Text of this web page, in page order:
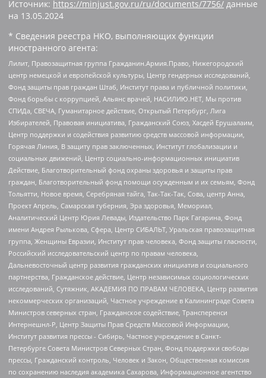
Источник: https://minjust.gov.ru/ru/documents/7756/ данные
на 13.05.2024
* Сведения реестра НКО, выполняющих функции
иностранного агента:
Лилит, Правозащитная группа Гражданин.Армия.Право, Нижегородский
центр немецкой и европейской культуры, Центр гендерных исследований,
Фонд защиты прав граждан Штаб, Институт права и публичной политики,
Фонд борьбы с коррупцией, Альянс врачей, НАСИЛИЮ.НЕТ, Мы против
СПИДа, СВЕЧА, Гуманитарное действие, Открытый Петербург, Лига
Избирателей, Правовая инициатива, Гражданский Союз, Хасдей Ерушалаим,
Центр поддержки и содействия развитию средств массовой информации,
Горячая Линия, В защиту прав заключенных, Институт глобализации и
социальных движений, Центр социально-информационных инициатив
Действие, Благотворительный фонд охраны здоровья и защиты прав
граждан, Благотворительный фонд помощи осужденным и их семьям, Фонд
Тольятти, Новое время, Серебряная тайга, Так-Так-Так, Сова, центр Анна,
Проект Апрель, Самарская губерния, Эра здоровья, Мемориал,
Аналитический Центр Юрия Левады, Издательство Парк Гагарина, Фонд
имени Андрея Рылькова, Сфера, Центр СИБАЛЬТ, Уральская правозащитная
группа, Женщины Евразии, Институт прав человека, Фонд защиты гласности,
Российский исследовательский центр по правам человека,
Дальневосточный центр развития гражданских инициатив и социального
партнерства, Гражданское действие, Центр независимых социологических
исследований, Сутяжник, АКАДЕМИЯ ПО ПРАВАМ ЧЕЛОВЕКА, Центр развития
некоммерческих организаций, Частное учреждение в Калининграде Совета
Министров северных стран, Гражданское содействие, Трансперенси
Интернешнл-Р, Центр Защиты Прав Средств Массовой Информации,
Институт развития прессы - Сибирь, Частное учреждение в Санкт-
Петербурге Совета Министров Северных Стран, Фонд поддержки свободы
прессы, Гражданский контроль, Человек и Закон, Общественная комиссия
по сохранению наследия академика Сахарова, Информационное агентство